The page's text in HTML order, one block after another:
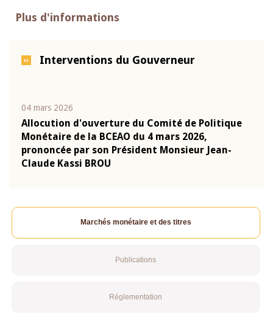
Plus d'informations
Interventions du Gouverneur
04 mars 2026
Allocution d'ouverture du Comité de Politique
Monétaire de la BCEAO du 4 mars 2026,
prononcée par son Président Monsieur Jean-
Claude Kassi BROU
Marchés monétaire et des titres
Publications
Réglementation